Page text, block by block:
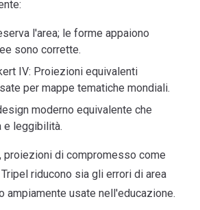
l'area; le forme appaiono
sono corrette.
IV: Proiezioni equivalenti
per mappe tematiche mondiali.
moderno equivalente che
e leggibilità.
proiezioni di compromesso come
riducono sia gli errori di area
ampiamente usate nell'educazione.